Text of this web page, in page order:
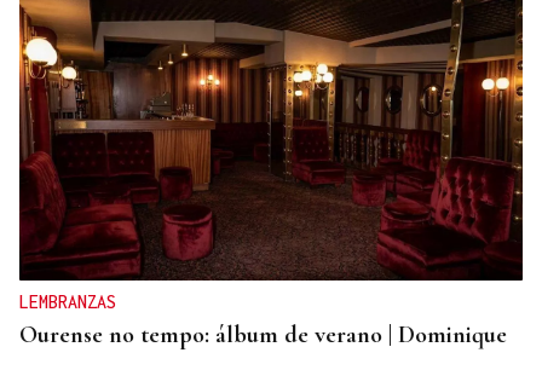
LEMBRANZAS
Ourense no tempo: álbum de verano | Dominique